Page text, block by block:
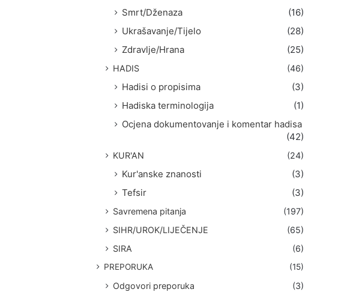
Smrt/Dženaza
(16)
Ukrašavanje/Tijelo
(28)
Zdravlje/Hrana
(25)
HADIS (46)
Hadisi o propisima
(3)
Hadiska terminologija
(1)
Ocjena dokumentovanje i komentar hadisa
(42)
KUR'AN (24)
Kur'anske znanosti
(3)
Tefsir
(3)
Savremena pitanja
(197)
SIHR/UROK/LIJEČENJE
(65)
SIRA
(6)
PREPORUKA (15)
Odgovori preporuka
(3)